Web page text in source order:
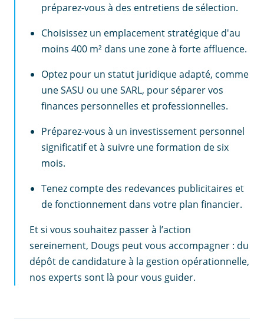
préparez-vous à des entretiens de sélection.
Choisissez un emplacement stratégique d'au
moins 400 m² dans une zone à forte affluence.
Optez pour un statut juridique adapté, comme
une SASU ou une SARL, pour séparer vos
finances personnelles et professionnelles.
Préparez-vous à un investissement personnel
significatif et à suivre une formation de six
mois.
Tenez compte des redevances publicitaires et
de fonctionnement dans votre plan financier.
Et si vous souhaitez passer à l’action
sereinement, Dougs peut vous accompagner : du
dépôt de candidature à la gestion opérationnelle,
nos experts sont là pour vous guider.